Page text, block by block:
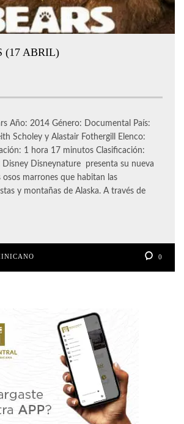
(17 ABRIL)
Año: 2014 Género: Documental País:
Scholey y Alastair Fothergill Elenco:
1 hora 17 minutos Clasificación:
Disney Disneynature presenta su nueva
marrones que habitan las
y montañas de Alaska. A través de
0